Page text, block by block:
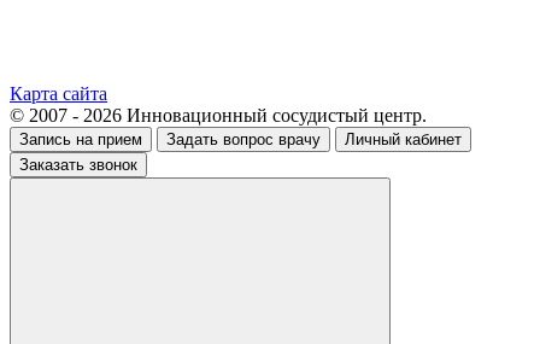
Карта сайта
© 2007 - 2026 Инновационный сосудистый центр.
Запись на прием Задать вопрос врачу
Личный кабинет
Заказать звонок